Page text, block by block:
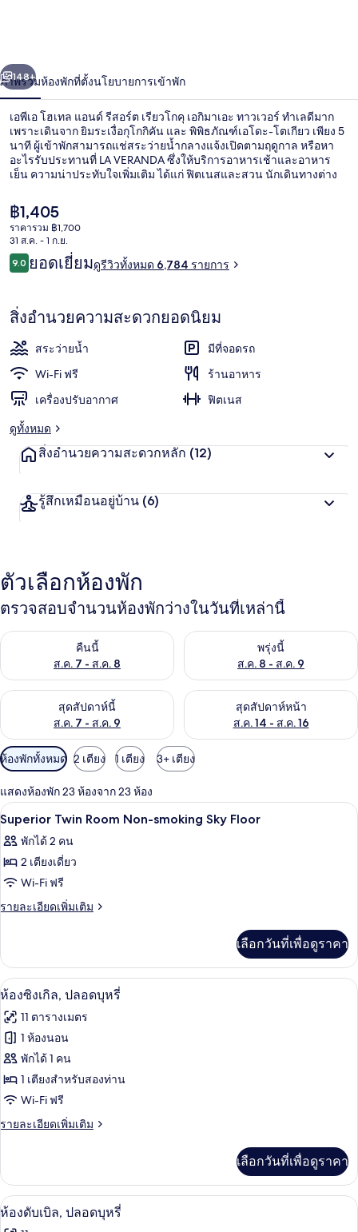
แอนด์
สอร์ต
เรียว
โกคุ
เอกิ
มา
เอะ
ทาวเวอร์
า
ถัดไป
148+
ภาพรวมห้องพักที่ตั้งนโยบายการเข้าพัก
เอพีเอ โฮเทล แอนด์ รีสอร์ต เรียวโกคุ เอกิมาเอะ ทาวเวอร์ ทำเลดีมาก
เพราะเดินจาก ยิมระเงื่อกุโกกิคัน และ พิพิธภัณฑ์เอโดะ-โตเกียว เพียง 5
นาที ผู้เข้าพักสามารถแช่สระว่ายน้ำกลางแจ้งเปิดตามฤดูกาล หรือหา
อะไรรับประทานที่ LA VERANDA ซึ่งให้บริการอาหารเช้าและอาหาร
เย็น ความน่าประทับใจเพิ่มเติม ได้แก่ ฟิตเนสและสวน นักเดินทางต่าง
ขนส่งสาธารณะได้ใกล้ๆ โดย สถานี Ryogoku อยู่ห่างออกไปเพียง 5 นาที
และ สถานีรถไฟคุรามาเอะ (อาซากุสะ) อยู่ห่างออกไปเพียง 13 นาที
ราคา
ปัจจุบัน
฿1,405
฿1,405
ราคารวม ฿1,700
31 ส.ค. - 1 ก.ย.
รีวิว
9.09.0 จาก 10
ยอดเยี่ยมดูรีวิวทั้งหมด 6,784 รายการ
สิ่งอำนวยความสะดวกยอดนิยม
สระว่ายน้ำ
มีที่จอดรถ
Wi-Fi ฟรี
ร้านอาหาร
เครื่องปรับอากาศ
ฟิตเนส
ดูทั้งหมด
สิ่งอำนวยความสะดวกหลัก (12)
รู้สึกเหมือนอยู่บ้าน (6)
ตัวเลือกห้องพัก
ตรวจสอบจำนวนห้องพักว่างในวันที่เหล่านี้
คืนนี้
ส.ค. 7 - ส.ค. 8
ตรวจสอบจำนวนห้องพักว่างในคืนนี้ ส.ค. 7 - ส.ค. 8พรุ่งนี้
ส.ค. 8 - ส.ค. 9
ตรวจสอบจำนวนห้องพักว่างใน
สุดสัปดาห์นี้
ส.ค. 7 - ส.ค. 9
ตรวจสอบจำนวนห้องพักว่างในสุดสัปดาห์นี้ ส.ค. 7 - ส.ค. 9
สุดสัปดาห์หน้า
ส.ค. 14 - ส.ค. 16
ตรวจสอบจำนวนห้องพักว่างใน
ตัว
กรอง
ที่
มี
ให้
สำหรับ
ห้อง
ห้องพักทั้งหมด 2 เตียง 1 เตียง 3+ เตียง
แสดงห้องพัก 23 ห้องจาก 23 ห้อง
เปิด
ภาพถ่าย
ทั้งหมด
ของ
Superior
Non-
smoking
Sky
Floor
โต๊ะทำงาน, พื้นที่ทำงานแบบใช้แล็ปท็อ
1
Superior Twin Room Non-smoking Sky Floor
พักได้ 2 คน
2 เตียงเดี่ยว
Wi-Fi ฟรี
รายละเอียดเพิ่มเติม
ราย
เกี่ยว
กับ
Superior
Room
Non-
smoking
Sky
Floor
เลือกวันที่เพื่อดูราคา
เปิด
ภาพถ่าย
ทั้งหมด
ของ
ห้อง
ซิงเกิล,
ปลอด
โต๊ะทำงาน, พื้นที่ทำงานแบบใช้แล็ปท็อ
46
ห้องซิงเกิล, ปลอดบุหรี่
11 ตารางเมตร
1 ห้องนอน
พักได้ 1 คน
1 เตียงสำหรับสองท่าน
Wi-Fi ฟรี
รายละเอียดเพิ่มเติม
ราย
เกี่ยว
กับ
ห้อง
เลือกวันที่เพื่อดูราคา
เปิด
ห้องดับเบิล, ปลอดบุหรี่ | โต๊ะทำงาน,
46
ห้องดับเบิล, ปลอดบุหรี่